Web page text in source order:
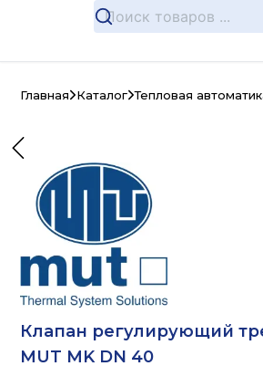
Главная Каталог Тепловая
Клапан регулирующий
MUT MK DN 40